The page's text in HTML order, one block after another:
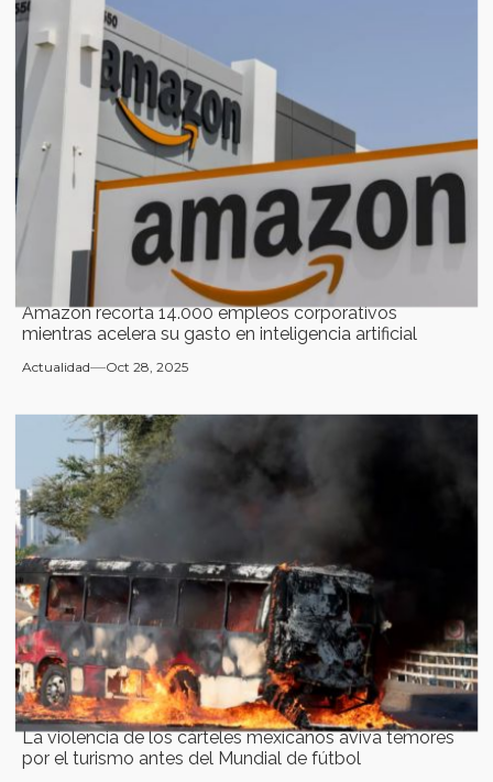
Amazon recorta 14.000 empleos corporativos
mientras acelera su gasto en inteligencia artificial
Actualidad Oct 28, 2025
La violencia de los cárteles mexicanos aviva temores
por el turismo antes del Mundial de fútbol